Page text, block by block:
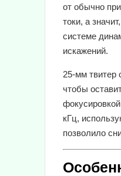
от обычно
токи, а
системе
искажений.
25-мм твитер
чтобы
кГц,
позволило